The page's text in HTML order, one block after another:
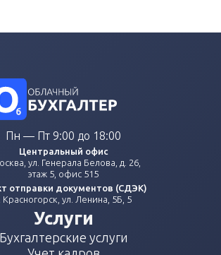
Пн — Пт 9:00 до 18:00
Центральный офис
ул. Генерала Белова, д. 26,
этаж 5, офис 515
отправки документов (СДЭК)
Красногорск, ул. Ленина, 5Б, 5
Услуги
Бухгалтерские услуги